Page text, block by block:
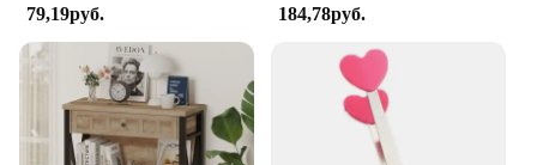
79,19руб. 184,78руб.